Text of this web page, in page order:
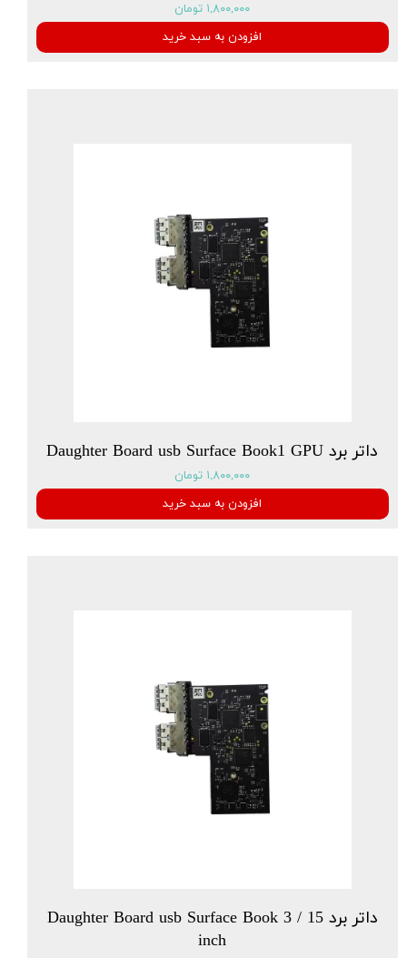
۱,۸۰۰,۰۰۰ تومان
افزودن به سبد خرید
داتر برد Daughter Board usb Surface Book1 GPU
۱,۸۰۰,۰۰۰ تومان
افزودن به سبد خرید
داتر برد Daughter Board usb Surface Book 3 / 15
inch